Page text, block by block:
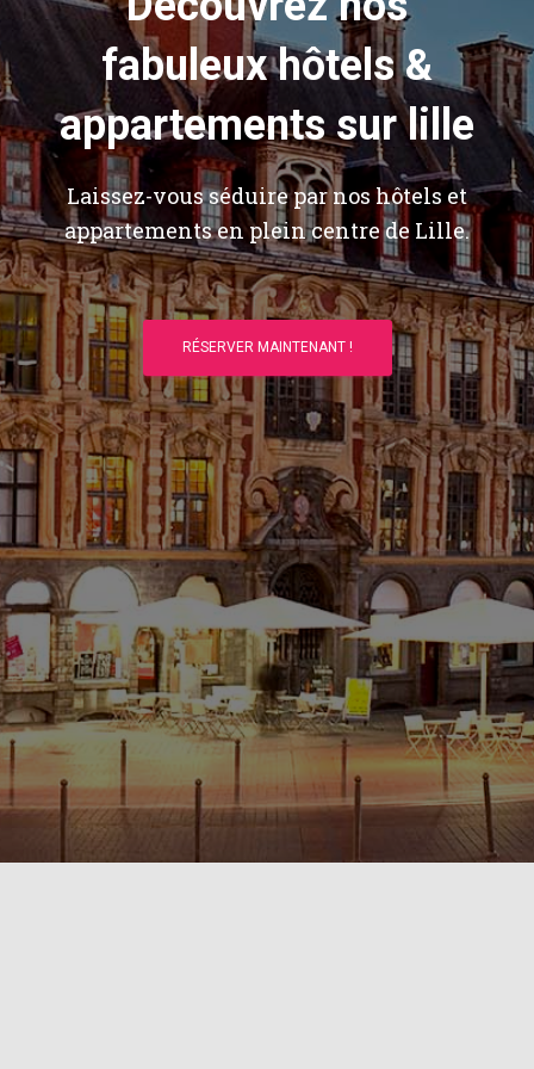
fabuleux hôtels &
appartements sur lille
Laissez-vous séduire par nos hôtels et
appartements en plein centre de Lille.
RÉSERVER MAINTENANT !